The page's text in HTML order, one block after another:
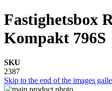
Fastighetsbox
Kompakt 796S
SKU
2387
Skip to the end of the images